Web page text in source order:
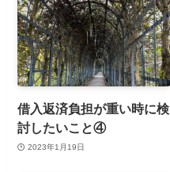
借入返済負担が重い時に検
討したいこと④
2023年1月19日